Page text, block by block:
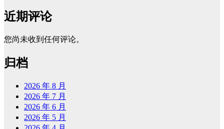
近期评论
您尚未收到任何评论。
归档
2026 年 8 月
2026 年 7 月
2026 年 6 月
2026 年 5 月